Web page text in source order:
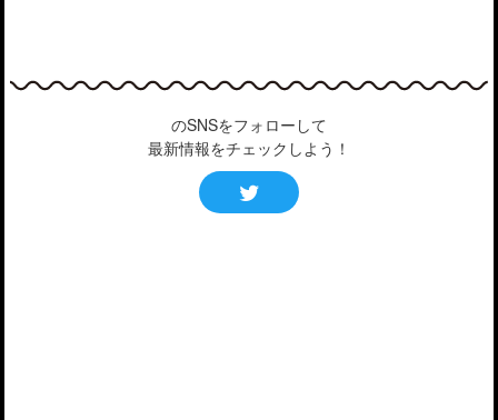
のSNSをフォローして
最新情報をチェックしよう！